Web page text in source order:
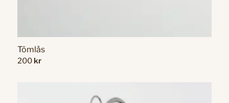
Tömlås
200 kr